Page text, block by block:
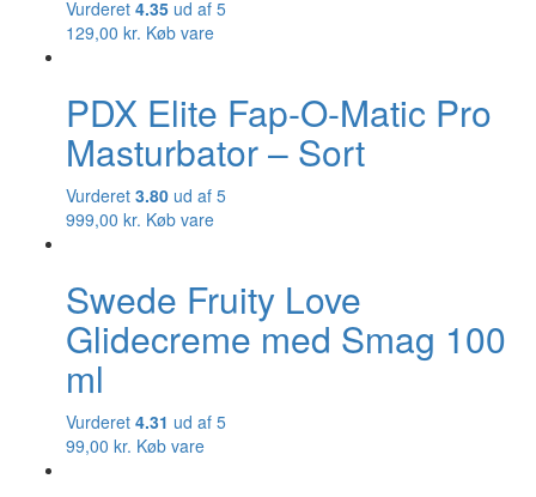
Vurderet 4.35 ud af 5
129,00 kr. Køb vare
PDX Elite Fap-O-Matic Pro
Masturbator – Sort
Vurderet 3.80 ud af 5
999,00 kr. Køb vare
Swede Fruity Love
Glidecreme med Smag 100
ml
Vurderet 4.31 ud af 5
99,00 kr. Køb vare